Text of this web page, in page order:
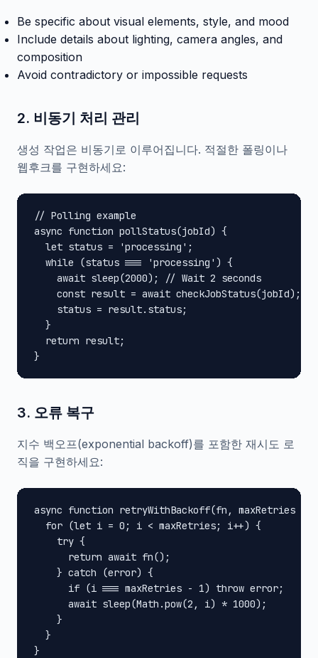
Be specific about visual elements, style, and mood
Include details about lighting, camera angles, and
composition
Avoid contradictory or impossible requests
2. 비동기 처리 관리
생성 작업은 비동기로 이루어집니다. 적절한 폴링이나
웹후크를 구현하세요:
// Polling example
async function pollStatus(jobId) {
  let status = 'processing';
  while (status === 'processing') {
    await sleep(2000); // Wait 2 seconds
    const result = await checkJobStatus(jobId);
    status = result.status;
  }
  return result;
}
3. 오류 복구
지수 백오프(exponential backoff)를 포함한 재시도 로
직을 구현하세요:
async function retryWithBackoff(fn, maxRetries =
  for (let i = 0; i < maxRetries; i++) {
    try {
      return await fn();
    } catch (error) {
      if (i === maxRetries - 1) throw error;
      await sleep(Math.pow(2, i) * 1000);
    }
  }
}